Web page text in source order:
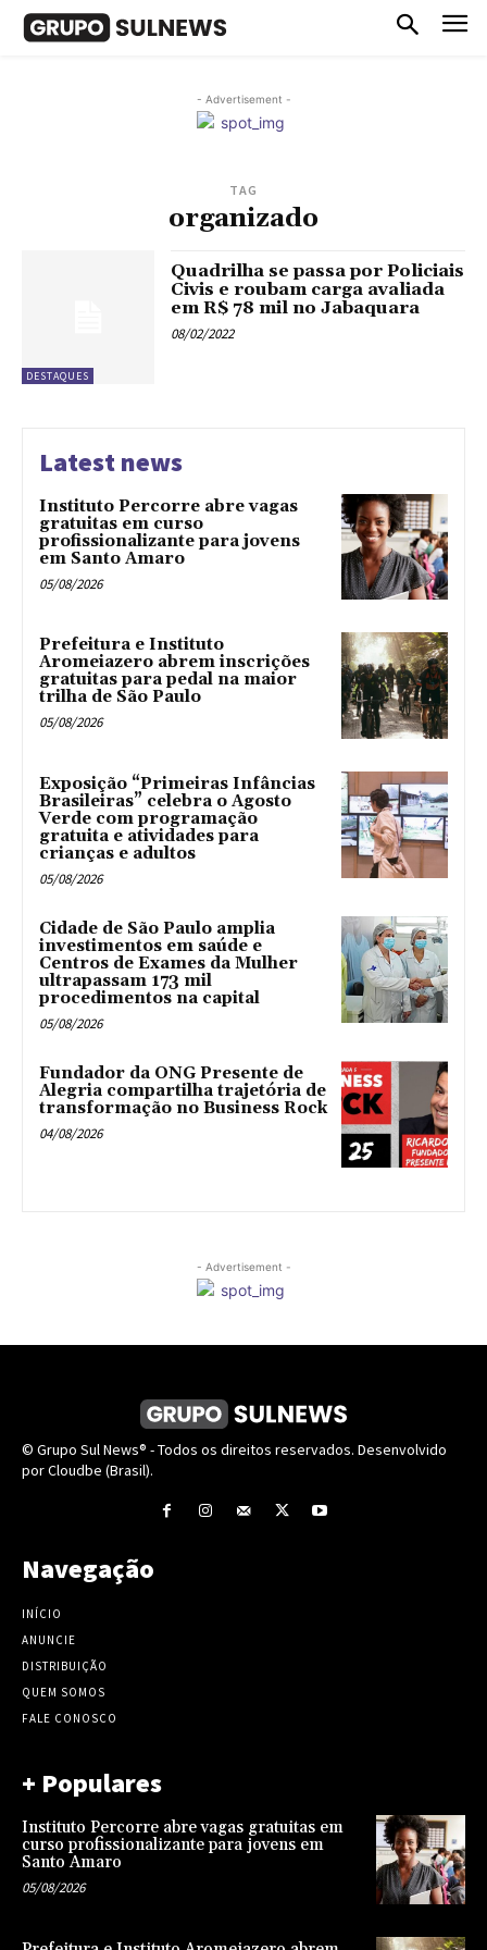
- Advertisement -
TAG
organizado
DESTAQUES
Quadrilha se passa por Policiais
Civis e roubam carga avaliada
em R$ 78 mil no Jabaquara
08/02/2022
Latest news
Instituto Percorre abre vagas
gratuitas em curso
profissionalizante para jovens
em Santo Amaro
05/08/2026
Prefeitura e Instituto
Aromeiazero abrem inscrições
gratuitas para pedal na maior
trilha de São Paulo
05/08/2026
Exposição “Primeiras Infâncias
Brasileiras” celebra o Agosto
Verde com programação
gratuita e atividades para
crianças e adultos
05/08/2026
Cidade de São Paulo amplia
investimentos em saúde e
Centros de Exames da Mulher
ultrapassam 173 mil
procedimentos na capital
05/08/2026
Fundador da ONG Presente de
Alegria compartilha trajetória de
transformação no Business Rock
04/08/2026
- Advertisement -
© Grupo Sul News® - Todos os direitos reservados. Desenvolvido
por Cloudbe (Brasil).
Navegação
INÍCIO
ANUNCIE
DISTRIBUIÇÃO
QUEM SOMOS
FALE CONOSCO
+ Populares
Instituto Percorre abre vagas gratuitas em
curso profissionalizante para jovens em
Santo Amaro
05/08/2026